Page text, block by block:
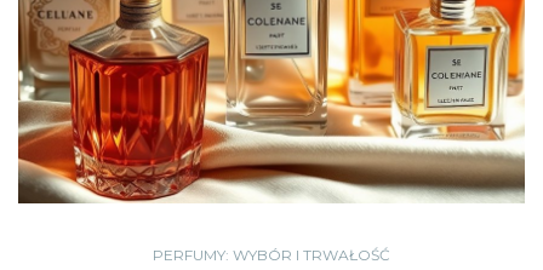
PERFUMY: WYBÓR I TRWAŁOŚĆ